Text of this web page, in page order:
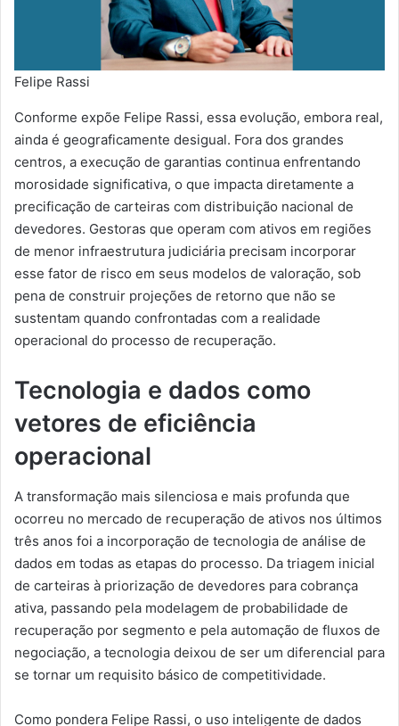
Felipe Rassi
Conforme expõe Felipe Rassi, essa evolução, embora real,
ainda é geograficamente desigual. Fora dos grandes
centros, a execução de garantias continua enfrentando
morosidade significativa, o que impacta diretamente a
precificação de carteiras com distribuição nacional de
devedores. Gestoras que operam com ativos em regiões
de menor infraestrutura judiciária precisam incorporar
esse fator de risco em seus modelos de valoração, sob
pena de construir projeções de retorno que não se
sustentam quando confrontadas com a realidade
operacional do processo de recuperação.
Tecnologia e dados como
vetores de eficiência
operacional
A transformação mais silenciosa e mais profunda que
ocorreu no mercado de recuperação de ativos nos últimos
três anos foi a incorporação de tecnologia de análise de
dados em todas as etapas do processo. Da triagem inicial
de carteiras à priorização de devedores para cobrança
ativa, passando pela modelagem de probabilidade de
recuperação por segmento e pela automação de fluxos de
negociação, a tecnologia deixou de ser um diferencial para
se tornar um requisito básico de competitividade.
Como pondera Felipe Rassi, o uso inteligente de dados